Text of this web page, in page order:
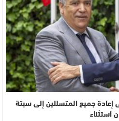
إعادة جميع المتسللين إلى سبتة
استثناء